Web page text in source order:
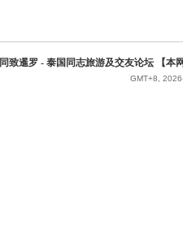
同致暹罗 - 泰国同志旅游及交友论坛 【本
GMT+8,